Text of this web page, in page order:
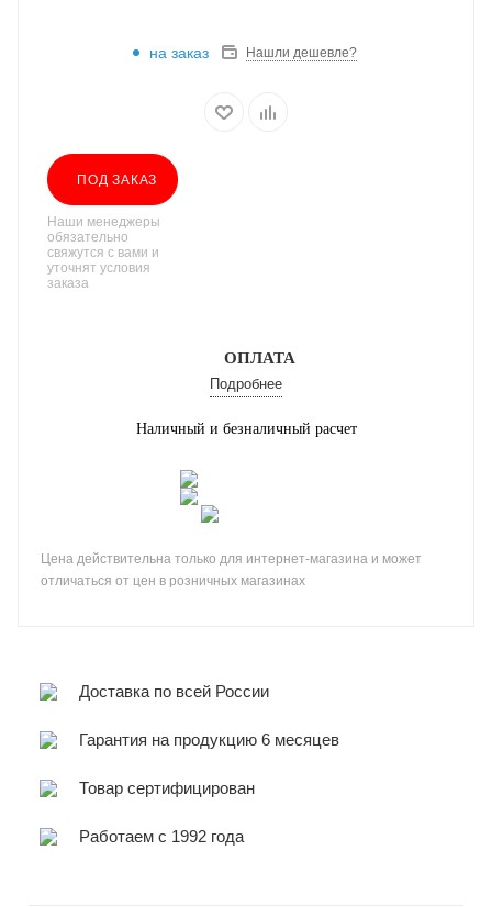
на заказ Нашли дешевле?
ПОД ЗАКАЗ
Наши менеджеры
обязательно
свяжутся с вами и
уточнят условия
заказа
ОПЛАТА
Подробнее
Наличный и безналичный расчет
Цена действительна только для интернет-магазина и может
отличаться от цен в розничных магазинах
Доставка по всей России
Гарантия на продукцию 6 месяцев
Товар сертифицирован
Работаем с 1992 года